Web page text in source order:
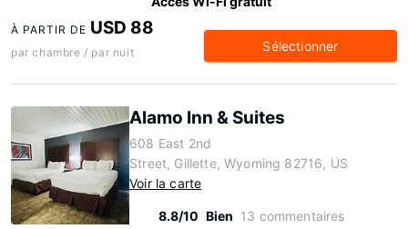
À PARTIR DE USD 88
par chambre / par nuit Sélectionner
Alamo Inn & Suites
608 East 2nd
Street, Gillette, Wyoming 82716, US
Voir la carte
8.8/10 Bien 13 commentaires